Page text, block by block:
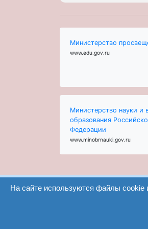
Министерство
www.edu.gov.ru
Министерство науки и
образования
Федерации
www.minobrnauki.gov.ru
ООО "Центр образования и
На сайте используются файлы cookie